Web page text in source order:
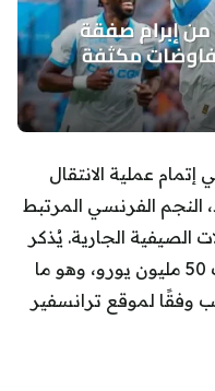
عملية الانتقال
النجم الفرنسي المرتبط
الصيفية الجارية. يُذكر
أن القيمة المتوقعة للصفقة تقارب 50 مليون يورو، وهو ما
وفقًا لموقع ترانسفير